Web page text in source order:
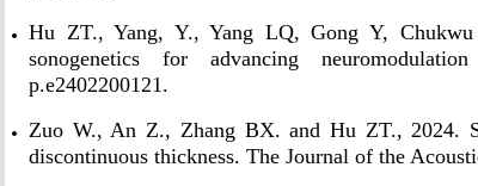
Hu ZT., Yang, Y., Yang LQ, Gong Y,
sonogenetics for advancing
p.e2402200121.
Zuo W., An Z., Zhang BX. and Hu ZT., 2024.
discontinuous thickness. The Journal of the